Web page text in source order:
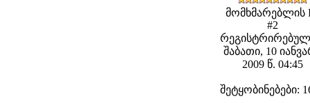
მომხმარებლის
#2
შაბათი, 10
2009 წ. 04:45
შეტყობინებები: